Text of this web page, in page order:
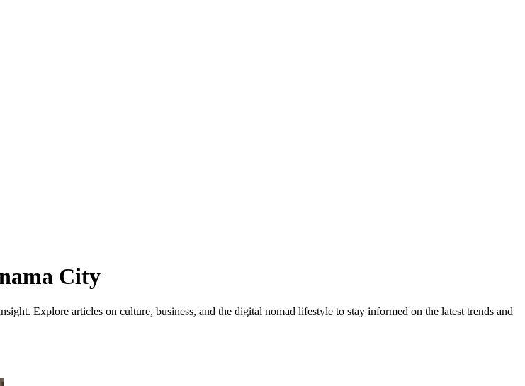
City
Explore articles on culture, business, and the digital nomad lifestyle to stay informed on the latest trends and